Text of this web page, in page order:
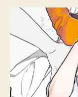
p
s
t